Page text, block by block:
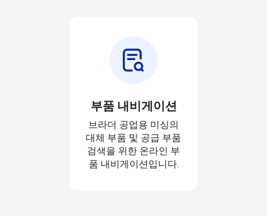
부품 내비게이션
브라더 공업용 미싱의
대체 부품 및 공급 부품
검색을 위한 온라인 부
품 내비게이션입니다.